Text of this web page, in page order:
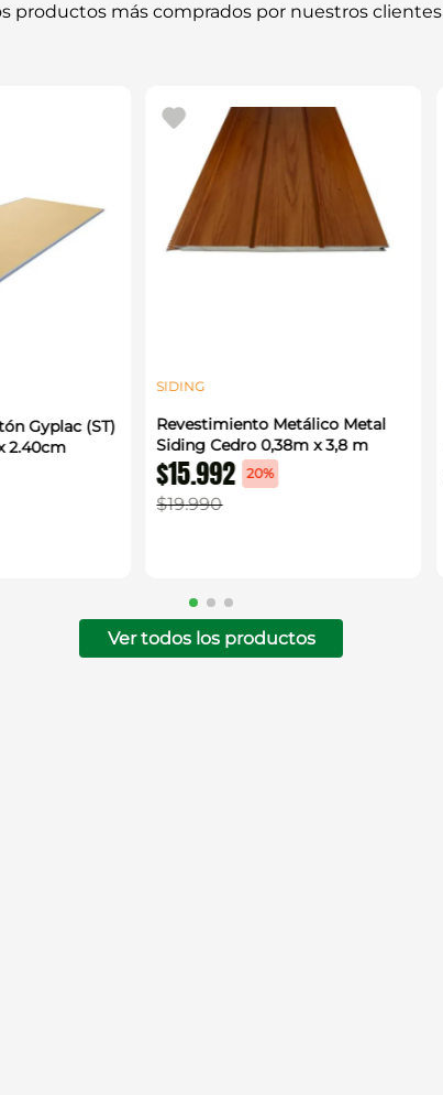
productos más comprados por nuestros clientes
Gyplac (ST)
2.40cm
SIDING
Revestimiento Metálico Metal
Siding Cedro 0,38m x 3,8 m
$15.992 20%
$19.990
Ver todos los productos